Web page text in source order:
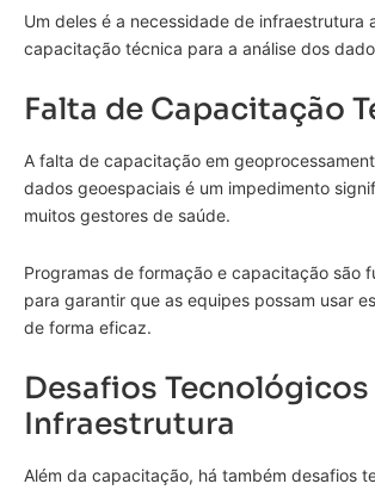
Um deles é a necessidade de infraestrutura
capacitação técnica para a análise dos
Falta de Capacitação
A falta de capacitação em
dados geoespaciais é um impedimento
muitos gestores de saúde.
Programas de formação e capacitação são
para garantir que as equipes possam usar
de forma eficaz.
Desafios Tecnológicos
Infraestrutura
Além da capacitação, há também desafios